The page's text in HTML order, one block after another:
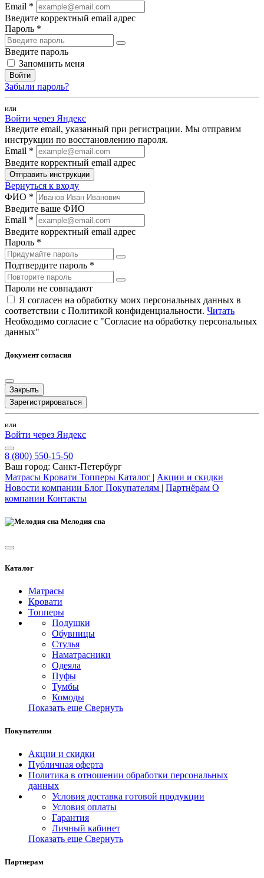
Email *
Введите корректный email адрес
Пароль *
Введите пароль
Запомнить меня
Войти
Забыли пароль?
или
Войти через Яндекс
Введите email, указанный при регистрации. Мы отправим
инструкции по восстановлению пароля.
Email *
Введите корректный email адрес
Отправить инструкции
Вернуться к входу
ФИО *
Введите ваше ФИО
Email *
Введите корректный email адрес
Пароль *
Подтвердите пароль *
Пароли не совпадают
Я согласен на обработку моих персональных данных в
соответствии с Политикой конфиденциальности. Читать
Необходимо согласие с "Согласие на обработку персональных
данных"
Документ согласия
Закрыть
Зарегистрироваться
или
Войти через Яндекс
8 (800) 550-15-50
Ваш город: Санкт-Петербург
Матрасы Кровати Топперы Каталог | Акции и скидки
Новости компании Блог Покупателям | Партнёрам О
компании Контакты
Мелодия сна
Каталог
Матрасы
Кровати
Топперы
Подушки
Обувницы
Стулья
Наматрасники
Одеяла
Пуфы
Тумбы
Комоды
Показать еще Свернуть
Покупателям
Акции и скидки
Публичная оферта
Политика в отношении обработки персональных
данных
Условия доставка готовой продукции
Условия оплаты
Гарантия
Личный кабинет
Показать еще Свернуть
Партнерам